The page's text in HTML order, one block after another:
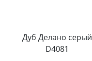
Дуб Делано серый
D4081